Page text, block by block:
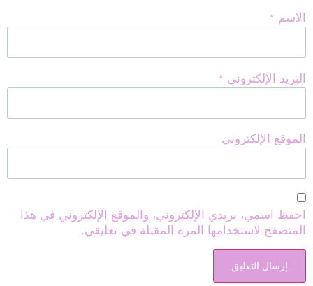
الاسم *
البريد الإلكتروني *
الموقع الإلكتروني
احفظ اسمي، بريدي الإلكتروني، والموقع الإلكتروني في هذا
المتصفح لاستخدامها المرة المقبلة في تعليقي.